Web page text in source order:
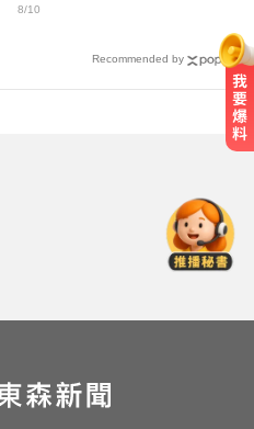
擊
8/10
Recommended by
「3颱風+1熱帶低